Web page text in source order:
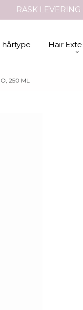
RASK LEVERING
Hair
250 ML